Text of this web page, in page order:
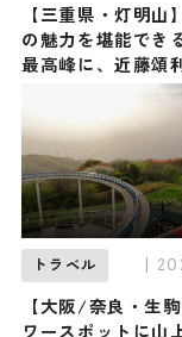
【三重県・灯明山
の魅力を堪能でき
最高峰に、近藤頌
戦！（登山で頂き
トラベル |
【大阪/奈良・生
ワースポットに山